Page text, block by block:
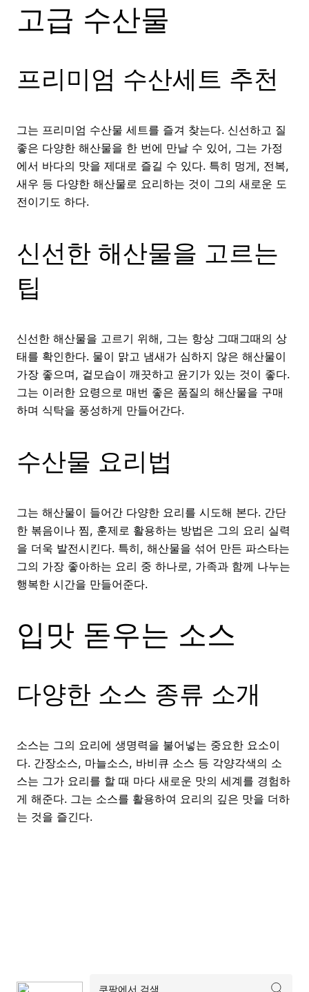
고급 수산물
프리미엄 수산세트 추천
그는 프리미엄 수산물 세트를 즐겨 찾는다. 신선하고 질
좋은 다양한 해산물을 한 번에 만날 수 있어, 그는 가정
에서 바다의 맛을 제대로 즐길 수 있다. 특히 멍게, 전복,
새우 등 다양한 해산물로 요리하는 것이 그의 새로운 도
전이기도 하다.
신선한 해산물을 고르는
팁
신선한 해산물을 고르기 위해, 그는 항상 그때그때의 상
태를 확인한다. 물이 맑고 냄새가 심하지 않은 해산물이
가장 좋으며, 겉모습이 깨끗하고 윤기가 있는 것이 좋다.
그는 이러한 요령으로 매번 좋은 품질의 해산물을 구매
하며 식탁을 풍성하게 만들어간다.
수산물 요리법
그는 해산물이 들어간 다양한 요리를 시도해 본다. 간단
한 볶음이나 찜, 훈제로 활용하는 방법은 그의 요리 실력
을 더욱 발전시킨다. 특히, 해산물을 섞어 만든 파스타는
그의 가장 좋아하는 요리 중 하나로, 가족과 함께 나누는
행복한 시간을 만들어준다.
입맛 돋우는 소스
다양한 소스 종류 소개
소스는 그의 요리에 생명력을 불어넣는 중요한 요소이
다. 간장소스, 마늘소스, 바비큐 소스 등 각양각색의 소
스는 그가 요리를 할 때 마다 새로운 맛의 세계를 경험하
게 해준다. 그는 소스를 활용하여 요리의 깊은 맛을 더하
는 것을 즐긴다.